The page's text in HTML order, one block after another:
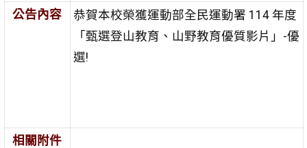
公告內容
恭賀本校榮獲運動部全民運動署 114 年度
「甄選登山教育、山野教育優質影片」-優
選!
相關附件